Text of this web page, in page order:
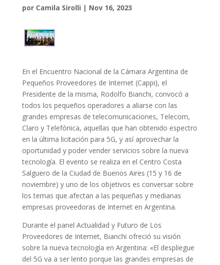
por Camila Sirolli | Nov 16, 2023
En el Encuentro Nacional de la Cámara Argentina de
Pequeños Proveedores de Internet (Cappi), el
Presidente de la misma, Rodolfo Bianchi, convocó a
todos los pequeños operadores a aliarse con las
grandes empresas de telecomunicaciones, Telecom,
Claro y Telefónica, aquellas que han obtenido espectro
en la última licitación para 5G, y así aprovechar la
oportunidad y poder vender servicios sobre la nueva
tecnología. El evento se realiza en el Centro Costa
Salguero de la Ciudad de Buenos Aires (15 y 16 de
noviembre) y uno de los objetivos es conversar sobre
los temas que afectan a las pequeñas y medianas
empresas proveedoras de Internet en Argentina.
Durante el panel Actualidad y Futuro de Los
Proveedores de Internet, Bianchi ofreció su visión
sobre la nueva tecnología en Argentina: «El despliegue
del 5G va a ser lento porque las grandes empresas de